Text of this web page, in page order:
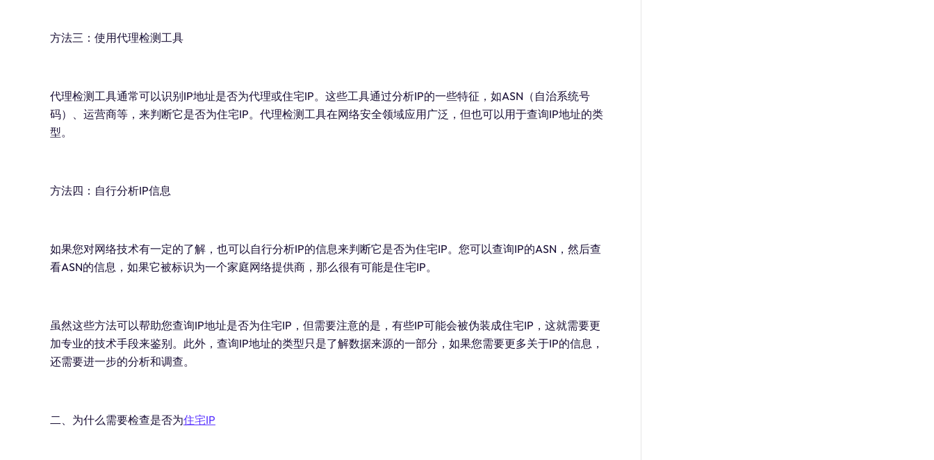
方法三：使用代理检测工具
代理检测工具通常可以识别IP地址是否为代理或住宅IP。这些工具通过分析IP的一些特征，如ASN（自治系统号
码）、运营商等，来判断它是否为住宅IP。代理检测工具在网络安全领域应用广泛，但也可以用于查询IP地址的类
型。
方法四：自行分析IP信息
如果您对网络技术有一定的了解，也可以自行分析IP的信息来判断它是否为住宅IP。您可以查询IP的ASN，然后查
看ASN的信息，如果它被标识为一个家庭网络提供商，那么很有可能是住宅IP。
虽然这些方法可以帮助您查询IP地址是否为住宅IP，但需要注意的是，有些IP可能会被伪装成住宅IP，这就需要更
加专业的技术手段来鉴别。此外，查询IP地址的类型只是了解数据来源的一部分，如果您需要更多关于IP的信息，
还需要进一步的分析和调查。
二、为什么需要检查是否为住宅IP